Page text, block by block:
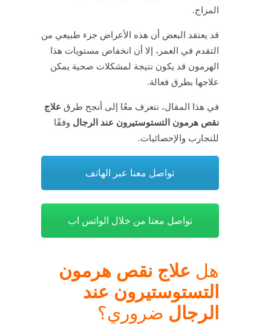
المزاج.
قد يعتقد البعض أن هذه الأعراض جزء طبيعي من
التقدم في العمر، إلا أن انخفاض مستويات هذا
الهرمون قد يكون نتيجة لمشكلات صحية يمكن
علاجها بطرق فعالة.
في هذا المقال، نتعرف معًا إلى أنجح طرق علاج
نقص هرمون التستوستيرون عند الرجال وفقًا
للتجارب والإحصائيات.
تواصل معنا عبر الهاتف
تواصل معنا من خلال الواتس اب
هل علاج نقص هرمون
التستوستيرون عند
الرجال ضروري؟